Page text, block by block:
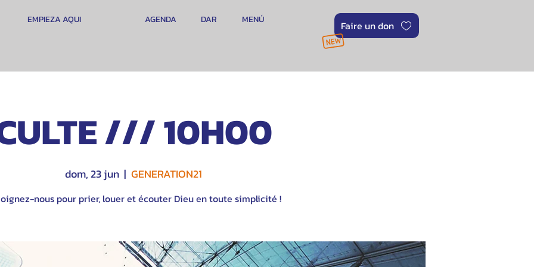
EMPIEZA AQUI DAR MENÚ
AGENDA Faire un don
/// 10H00
dom, 23 jun
  |
GENERATION21
nous pour prier, louer et écouter Dieu en toute simplicité !